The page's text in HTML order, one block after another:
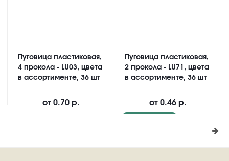
Пуговица пластиковая,
4 прокола - LU03, цвета
в ассортименте, 36 шт
от 0.70 р.
Пуговица пластиковая,
2 прокола - LU71, цвета
в ассортименте, 36 шт
от 0.46 р.